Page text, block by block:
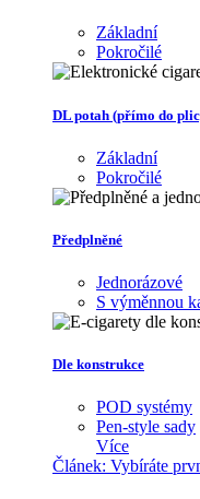
Základní
Pokročilé
DL potah (přímo do
Základní
Pokročilé
Předplněné
Jednorázové
S výměnnou
Dle konstrukce
POD systémy
Pen-style sady
Více
Článek: Vybíráte